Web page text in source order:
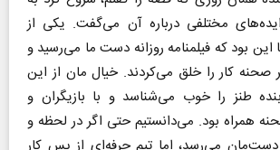
مختلفی درباره آن می‌گفت. یکی از
بود که فیلمنامه روزانه دست ما می‌رسید و
صحنه کار را خلق می‌کردند. خیال مان از این
طنز را خوب می‌شناسد و با بازیگران و
همراه بود. می‌دانستیم حتی اگر در لحظه و